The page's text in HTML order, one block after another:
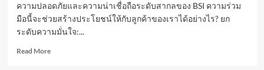
ความปลอดภัยและความน่าเชื่อถือระดับสากลของ BSI ความร่วม
มือนี้จะช่วยสร้างประโยชน์ให้กับลูกค้าของเราได้อย่างไร? ยก
ระดับความมั่นใจ:...
Read MoreRead